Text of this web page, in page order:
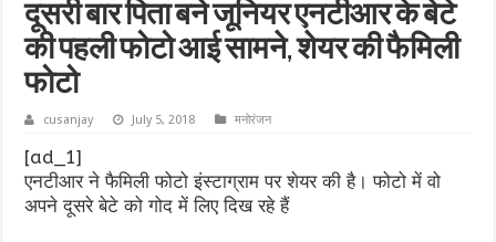
दूसरी बार पिता बने जूनियर एनटीआर के बेटे
की पहली फोटो आई सामने, शेयर की फैमिली
फोटो
cusanjay July 5, 2018 मनोरंजन
[ad_1]
एनटीआर ने फैमिली फोटो इंस्टाग्राम पर शेयर की है। फोटो में वो
अपने दूसरे बेटे को गोद में लिए दिख रहे हैं